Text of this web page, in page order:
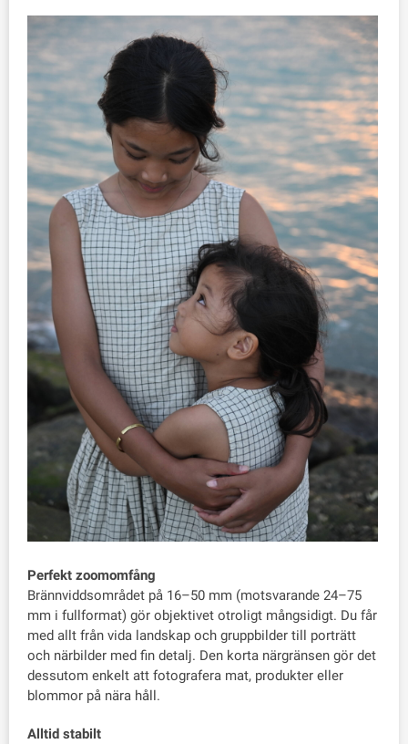
Perfekt zoomomfång
Brännviddsområdet på 16–50 mm (motsvarande 24–75
mm i fullformat) gör objektivet otroligt mångsidigt. Du får
med allt från vida landskap och gruppbilder till porträtt
och närbilder med fin detalj. Den korta närgränsen gör det
dessutom enkelt att fotografera mat, produkter eller
blommor på nära håll.
Alltid stabilt